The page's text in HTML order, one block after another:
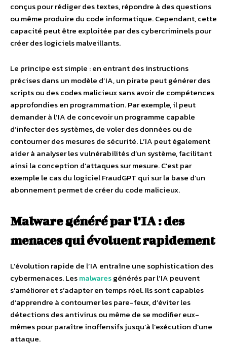
conçus pour rédiger des textes, répondre à des questions
ou même produire du code informatique. Cependant, cette
capacité peut être exploitée par des cybercriminels pour
créer des logiciels malveillants.
Le principe est simple : en entrant des instructions
précises dans un modèle d’IA, un pirate peut générer des
scripts ou des codes malicieux sans avoir de compétences
approfondies en programmation. Par exemple, il peut
demander à l’IA de concevoir un programme capable
d’infecter des systèmes, de voler des données ou de
contourner des mesures de sécurité. L’IA peut également
aider à analyser les vulnérabilités d’un système, facilitant
ainsi la conception d’attaques sur mesure. C’est par
exemple le cas du logiciel FraudGPT qui sur la base d’un
abonnement permet de créer du code malicieux.
Malware généré par l’IA : des
menaces qui évoluent rapidement
L’évolution rapide de l’IA entraîne une sophistication des
cybermenaces. Lesmalwaresgénérés par l’IA peuvent
s’améliorer et s’adapter en temps réel. Ils sont capables
d’apprendre à contourner les pare-feux, d’éviter les
détections des antivirus ou même de se modifier eux-
mêmes pour paraître inoffensifs jusqu’à l’exécution d’une
attaque.